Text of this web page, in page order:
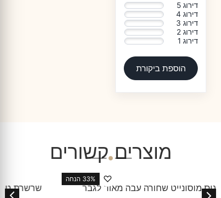
דירוג 5
דירוג 4
דירוג 3
דירוג 2
דירוג 1
הוספת ביקורת
מוצרים קשורים
שרשרת טניס מוסונייט עבה מאוד כסף שחור לגבר